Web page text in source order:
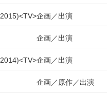
2015 TV 企画 出演
企画 出演
2014 TV 企画 出演
企画 原作 出演